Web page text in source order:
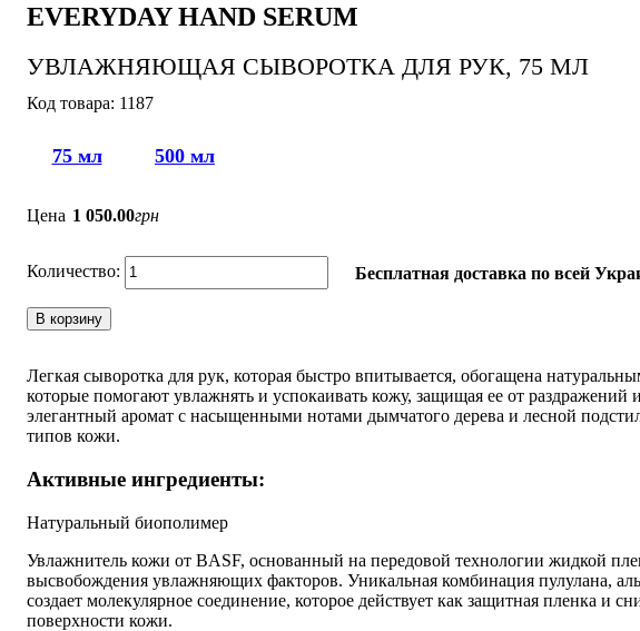
EVERYDAY HAND SERUM
УВЛАЖНЯЮЩАЯ СЫВОРОТКА ДЛЯ РУК, 75 МЛ
1187
75 мл 500 мл
Цена 1 050.00грн
Бесплатная доставка по всей
В корзину
Легкая сыворотка для рук, которая быстро впитывается, обогащена
которые помогают увлажнять и успокаивать кожу, защищая ее от раздражений
элегантный аромат с насыщенными нотами дымчатого дерева и лесной
типов кожи.
Активные ингредиенты:
Натуральный биополимер
Увлажнитель кожи от BASF, основанный на передовой технологии жидкой
высвобождения увлажняющих факторов. Уникальная комбинация пулулана,
создает молекулярное соединение, которое действует как защитная пленка и
поверхности кожи.